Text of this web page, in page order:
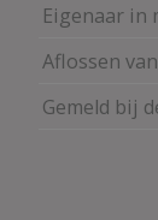
Eigenaar in
Aflossen
Gemeld bij